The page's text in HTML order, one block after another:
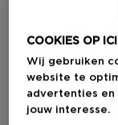
€ 104,21
-15%
COOKIES OP
Wij gebruiken
website te
advertenties en
jouw interesse.